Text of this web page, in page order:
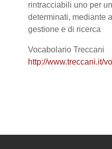
rintracciabili uno per
determinati, mediante
gestione e di ricerca
Vocabolario Treccani
http://www.treccani.it/